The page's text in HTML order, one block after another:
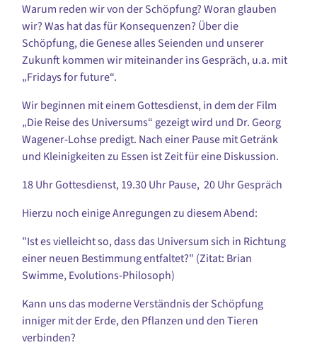
Warum reden wir von der Schöpfung? Woran glauben
wir? Was hat das für Konsequenzen? Über die
Schöpfung, die Genese alles Seienden und unserer
Zukunft kommen wir miteinander ins Gespräch, u.a. mit
„Fridays for future“.
Wir beginnen mit einem Gottesdienst, in dem der Film
„Die Reise des Universums“ gezeigt wird und Dr. Georg
Wagener-Lohse predigt. Nach einer Pause mit Getränk
und Kleinigkeiten zu Essen ist Zeit für eine Diskussion.
18 Uhr Gottesdienst, 19.30 Uhr Pause, 20 Uhr Gespräch
Hierzu noch einige Anregungen zu diesem Abend:
"Ist es vielleicht so, dass das Universum sich in Richtung
einer neuen Bestimmung entfaltet?" (Zitat: Brian
Swimme, Evolutions-Philosoph)
Kann uns das moderne Verständnis der Schöpfung
inniger mit der Erde, den Pflanzen und den Tieren
verbinden?